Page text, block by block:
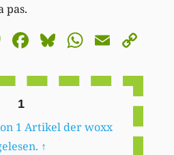
pas.
Mastodon
Facebook
BlueskyEmail
1
1 Artikel der woxx
↑